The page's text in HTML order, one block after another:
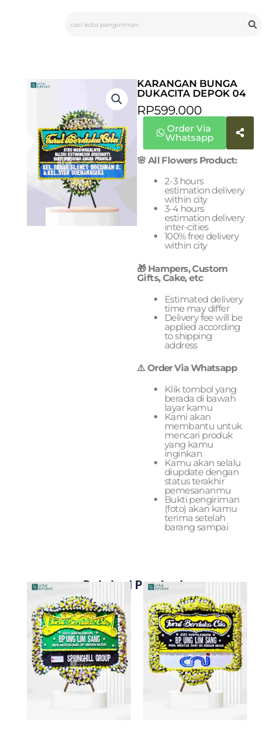
KARANGAN BUNGA
DUKACITA DEPOK 04
RP599.000
Order Via
Whatsapp
🌸 All Flowers Product:
2-3 hours
estimation delivery
within city
3-4 hours
estimation delivery
inter-cities
100% free delivery
within city
🎁 Hampers, Custom
Gifts, Cake, etc
Estimated delivery
time may differ
Delivery fee will be
applied according
to shipping
address
⚠️ Order Via Whatsapp
Klik tombol yang
berada di bawah
layar kamu
Kami akan
membantu untuk
mencari produk
yang kamu
inginkan
Kamu akan selalu
diupdate dengan
status terakhir
pemesananmu
Bukti pengiriman
(foto) akan kamu
terima setelah
barang sampai
Related Products